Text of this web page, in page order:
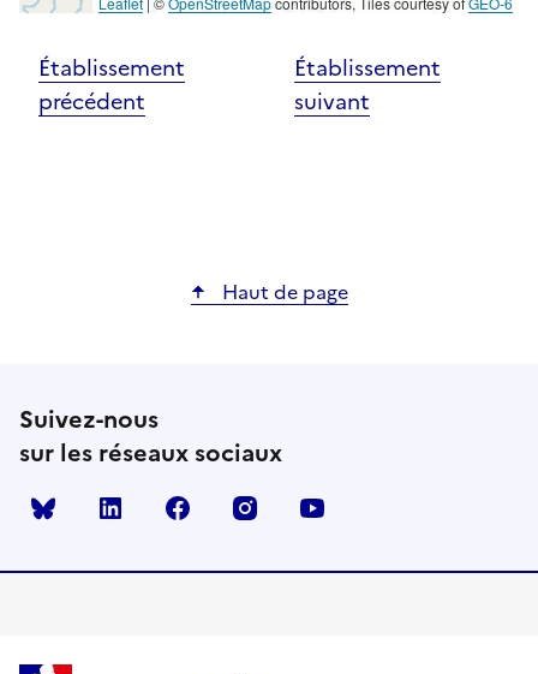
Établissement
précédent
Établissement
suivant
Haut de page
Suivez-nous
sur les réseaux sociaux
Bluesky linkedin facebook instagram